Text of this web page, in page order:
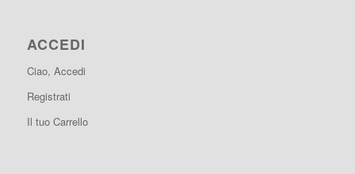
ACCEDI
Ciao, Accedi
Registrati
Il tuo Carrello